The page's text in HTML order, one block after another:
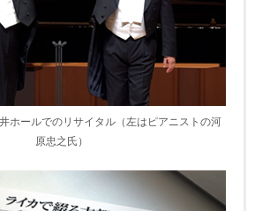
ホールでのリサイタル（左はピアニストの河
原忠之氏）